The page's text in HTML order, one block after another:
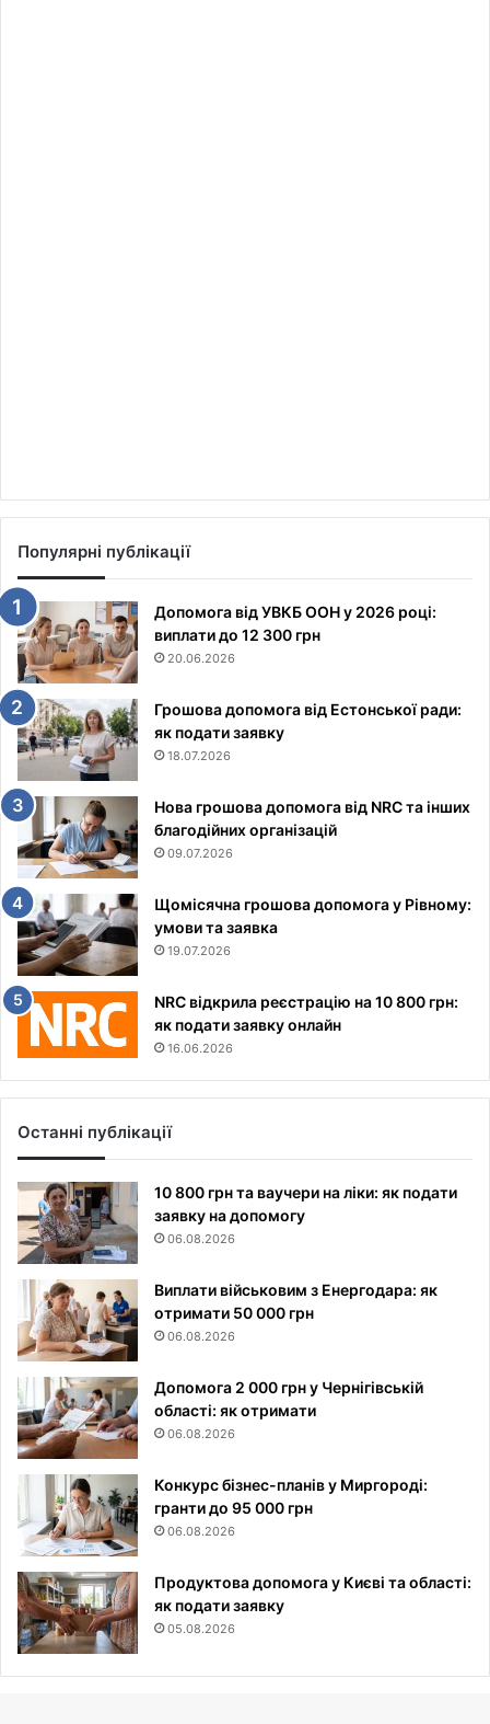
Популярні публікації
Допомога від УВКБ ООН у 2026 році:
виплати до 12 300 грн
20.06.2026
Грошова допомога від Естонської ради:
як подати заявку
18.07.2026
Нова грошова допомога від NRC та інших
благодійних організацій
09.07.2026
Щомісячна грошова допомога у Рівному:
умови та заявка
19.07.2026
NRC відкрила реєстрацію на 10 800 грн:
як подати заявку онлайн
16.06.2026
Останні публікації
10 800 грн та ваучери на ліки: як подати
заявку на допомогу
06.08.2026
Виплати військовим з Енергодара: як
отримати 50 000 грн
06.08.2026
Допомога 2 000 грн у Чернігівській
області: як отримати
06.08.2026
Конкурс бізнес-планів у Миргороді:
гранти до 95 000 грн
06.08.2026
Продуктова допомога у Києві та області:
як подати заявку
05.08.2026